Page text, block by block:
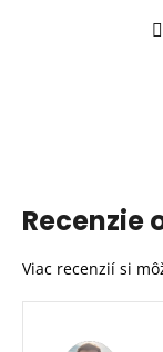
Recenzie
Viac recenzií si